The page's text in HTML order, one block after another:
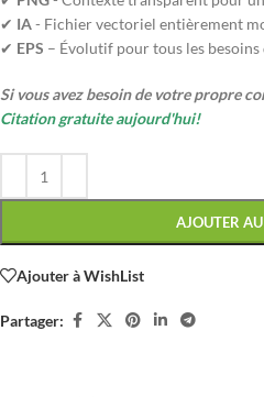
✔ IA- Fichier vectoriel entièrement
✔ EPS – Évolutif pour tous les besoins
Si vous avez besoin de votre propre
Citation gratuite aujourd'hui!
AJOUTER
Ajouter à WishList
Partager: